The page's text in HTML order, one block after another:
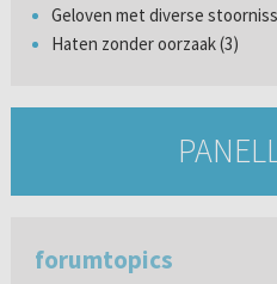
Geloven met diverse
Haten zonder oorzaak (3)
forumtopics